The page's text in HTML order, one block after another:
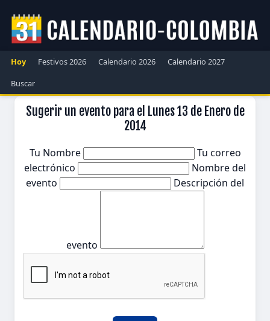
Hoy Festivos 2026 Calendario 2026
Calendario 2027
Buscar
Sugerir un evento para el Lunes 13 de Enero de
2014
Tu Nombre
Tu correo
electrónico
Nombre del
evento
Descripción del
evento